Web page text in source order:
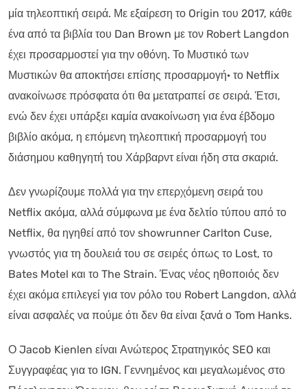
μία τηλεοπτική σειρά. Με εξαίρεση το Origin του 2017, κάθε
ένα από τα βιβλία του Dan Brown με τον Robert Langdon
έχει προσαρμοστεί για την οθόνη. Το Μυστικό των
Μυστικών θα αποκτήσει επίσης προσαρμογή· το Netflix
ανακοίνωσε πρόσφατα ότι θα μετατραπεί σε σειρά. Έτσι,
ενώ δεν έχει υπάρξει καμία ανακοίνωση για ένα έβδομο
βιβλίο ακόμα, η επόμενη τηλεοπτική προσαρμογή του
διάσημου καθηγητή του Χάρβαρντ είναι ήδη στα σκαριά.
Δεν γνωρίζουμε πολλά για την επερχόμενη σειρά του
Netflix ακόμα, αλλά σύμφωνα με ένα δελτίο τύπου από το
Netflix, θα ηγηθεί από τον showrunner Carlton Cuse,
γνωστός για τη δουλειά του σε σειρές όπως το Lost, το
Bates Motel και το The Strain. Ένας νέος ηθοποιός δεν
έχει ακόμα επιλεγεί για τον ρόλο του Robert Langdon, αλλά
είναι ασφαλές να πούμε ότι δεν θα είναι ξανά ο Tom Hanks.
Ο Jacob Kienlen είναι Ανώτερος Στρατηγικός SEO και
Συγγραφέας για το IGN. Γεννημένος και μεγαλωμένος στο